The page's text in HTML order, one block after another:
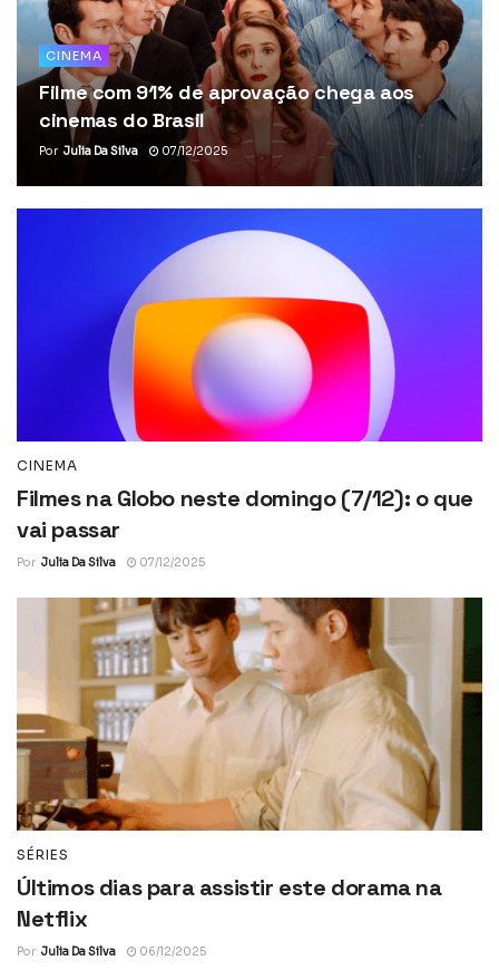
CINEMA
Filme com 91% de aprovação chega aos
cinemas do Brasil
Por Julia Da Silva 07/12/2025
CINEMA
Filmes na Globo neste domingo (7/12): o que
vai passar
Por Julia Da Silva 07/12/2025
SÉRIES
Últimos dias para assistir este dorama na
Netflix
Por Julia Da Silva 06/12/2025